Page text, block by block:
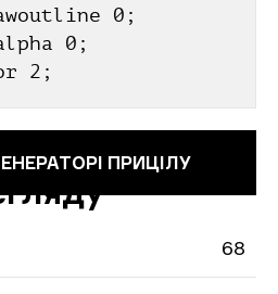
0;
0;
2;
ПРИЦІЛУ
68